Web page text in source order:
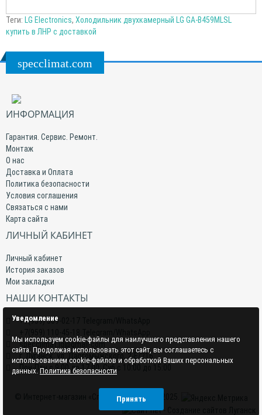
Теги: LG Electronics, Холодильник двухкамерный LG GA-B459MLSL
купить в ЛНР с доставкой
specclimat.com
ИНФОРМАЦИЯ
Гарантия. Сервис. Ремонт.
Монтаж
О нас
Доставка и Оплата
Политика безопасности
Условия соглашения
Связаться с нами
Карта сайта
ЛИЧНЫЙ КАБИНЕТ
Личный кабинет
История заказов
Мои закладки
НАШИ КОНТАКТЫ
+7(959) 509-02-17 Telegram/WhatsApp
specclimat.lg@gmail.com
г. Луганск, ул. Даргомыжского, 2-Е/216
Пон-Птн с 9:00 до 17:00; Суб с 10:00 до 15:00
© Интернет-магазин «СпецКлимат» 2015–2025.
Уведомление
Мы используем cookie-файлы для наилучшего представления нашего
сайта. Продолжая использовать этот сайт, вы соглашаетесь с
использованием cookie-файлов и обработкой Ваших персональных
данных. Политика безопасности
Принять